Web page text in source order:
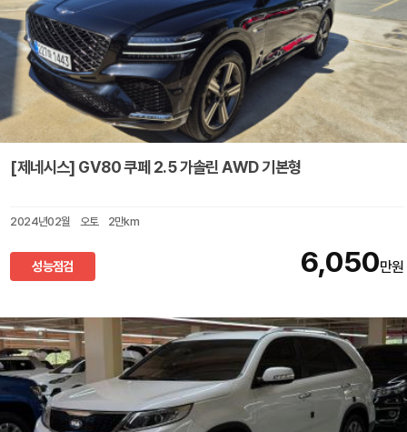
[제네시스] GV80 쿠페 2.5 가솔린 AWD 기본형
2024년02월 오토 2만km
성능점검 6,050만원